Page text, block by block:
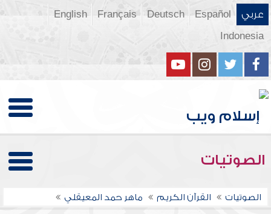
عربي Español
Deutsch
Français
English
Indonesia
الصوتيات
الصوتيات القرآن الكريم ماهر حمد المعيقلي